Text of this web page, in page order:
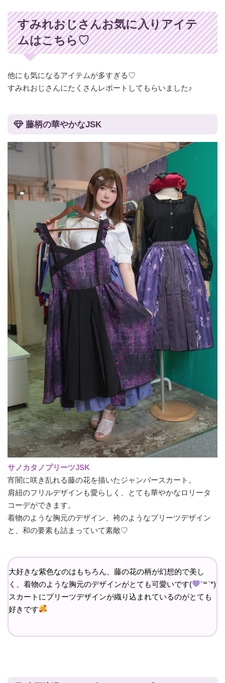
すみれおじさんお気に入りアイテ
ムはこちら♡
他にも気になるアイテムが多すぎる♡
すみれおじさんにたくさんレポートしてもらいました♪
藤柄の華やかなJSK
サノカタノプリーツJSK
宵闇に咲き乱れる藤の花を描いたジャンパースカート。
肩紐のフリルデザインも愛らしく、とても華やかなロリータ
コーデができます。
着物のような胸元のデザイン、袴のようなプリーツデザイン
と、和の要素も詰まっていて素敵♡
大好きな紫色なのはもちろん、藤の花の柄が幻想的で美し
く、着物のような胸元のデザインがとても可愛いです(
´꒳`*)
スカートにプリーツデザインが織り込まれているのがとても
好きです